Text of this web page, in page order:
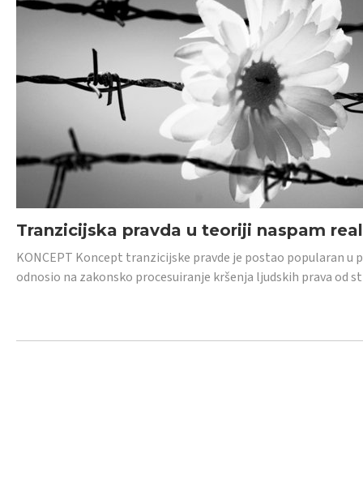
Tranzicijska pravda u teoriji naspam
KONCEPT Koncept tranzicijske pravde je postao popularan
odnosio na zakonsko procesuiranje kršenja ljudskih prava